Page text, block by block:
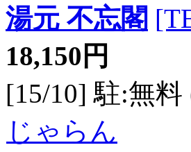
湯元 不忘閣
18,150円
[15/10] 駐:無料
じゃらん